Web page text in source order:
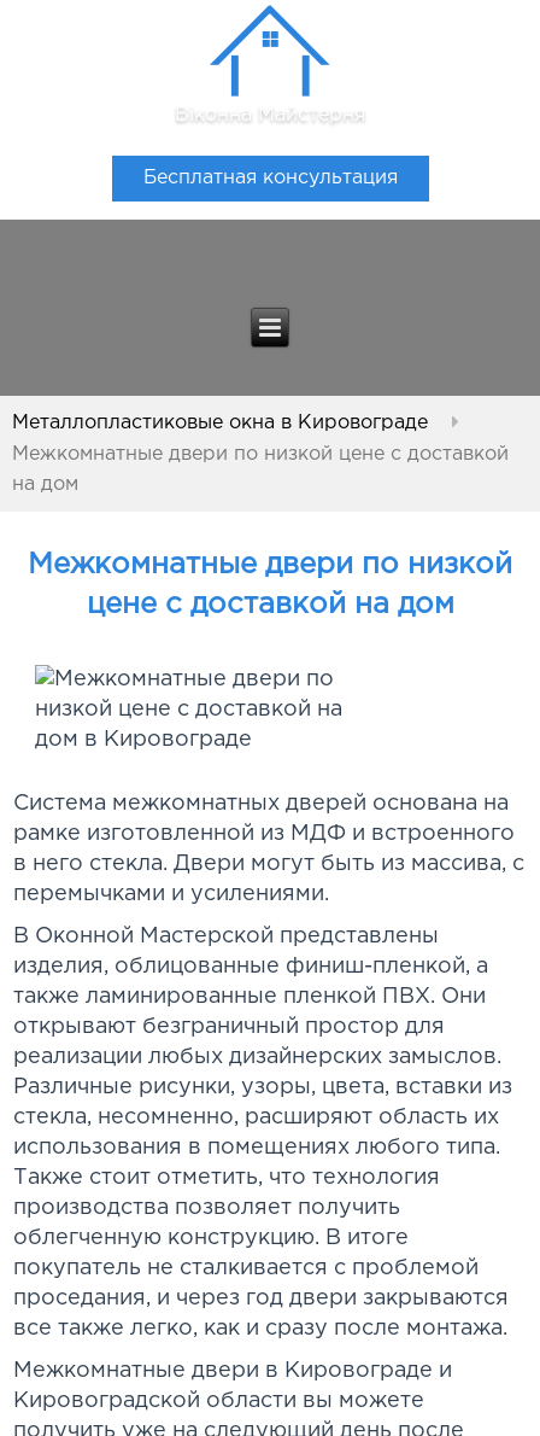
Віконна Майстерня
Бесплатная консультация
Металлопластиковые окна в Кировограде
Межкомнатные двери по низкой цене с доставкой
на дом
Межкомнатные двери по низкой
цене с доставкой на дом
Система межкомнатных дверей основана на
рамке изготовленной из МДФ и встроенного
в него стекла. Двери могут быть из массива, с
перемычками и усилениями.
В Оконной Мастерской представлены
изделия, облицованные финиш-пленкой, а
также ламинированные пленкой ПВХ. Они
открывают безграничный простор для
реализации любых дизайнерских замыслов.
Различные рисунки, узоры, цвета, вставки из
стекла, несомненно, расширяют область их
использования в помещениях любого типа.
Также стоит отметить, что технология
производства позволяет получить
облегченную конструкцию. В итоге
покупатель не сталкивается с проблемой
проседания, и через год двери закрываются
все также легко, как и сразу после монтажа.
Межкомнатные двери в Кировограде и
Кировоградской области вы можете
получить уже на следующий день после